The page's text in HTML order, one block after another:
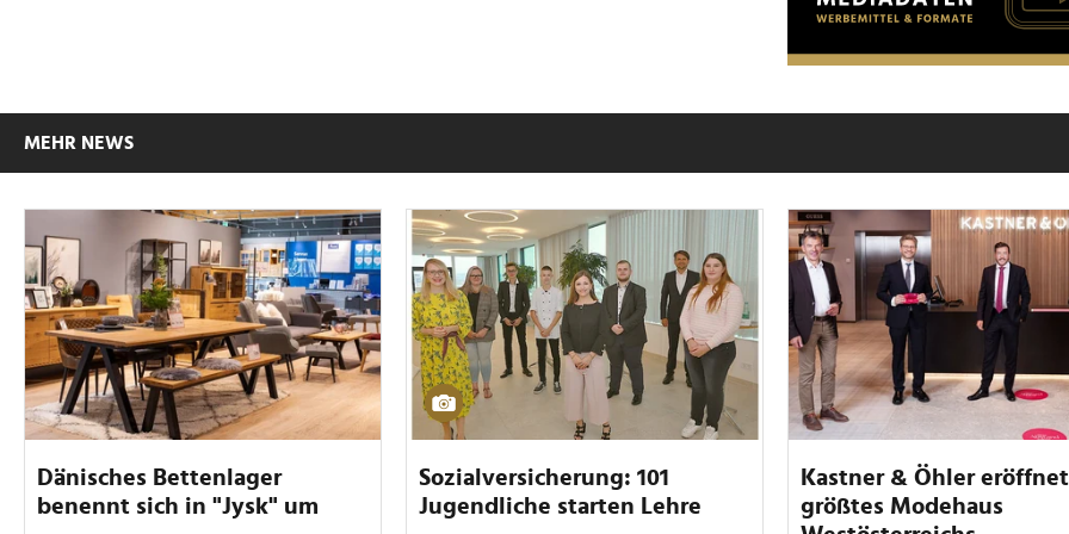
MEHR NEWS
Dänisches Bettenlager
benennt sich in "Jysk" um
Sozialversicherung: 101
Jugendliche starten Lehre
Kastner & Öhler
größtes Modehaus